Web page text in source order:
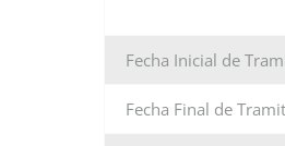
Fecha Inicial de
Fecha Final de